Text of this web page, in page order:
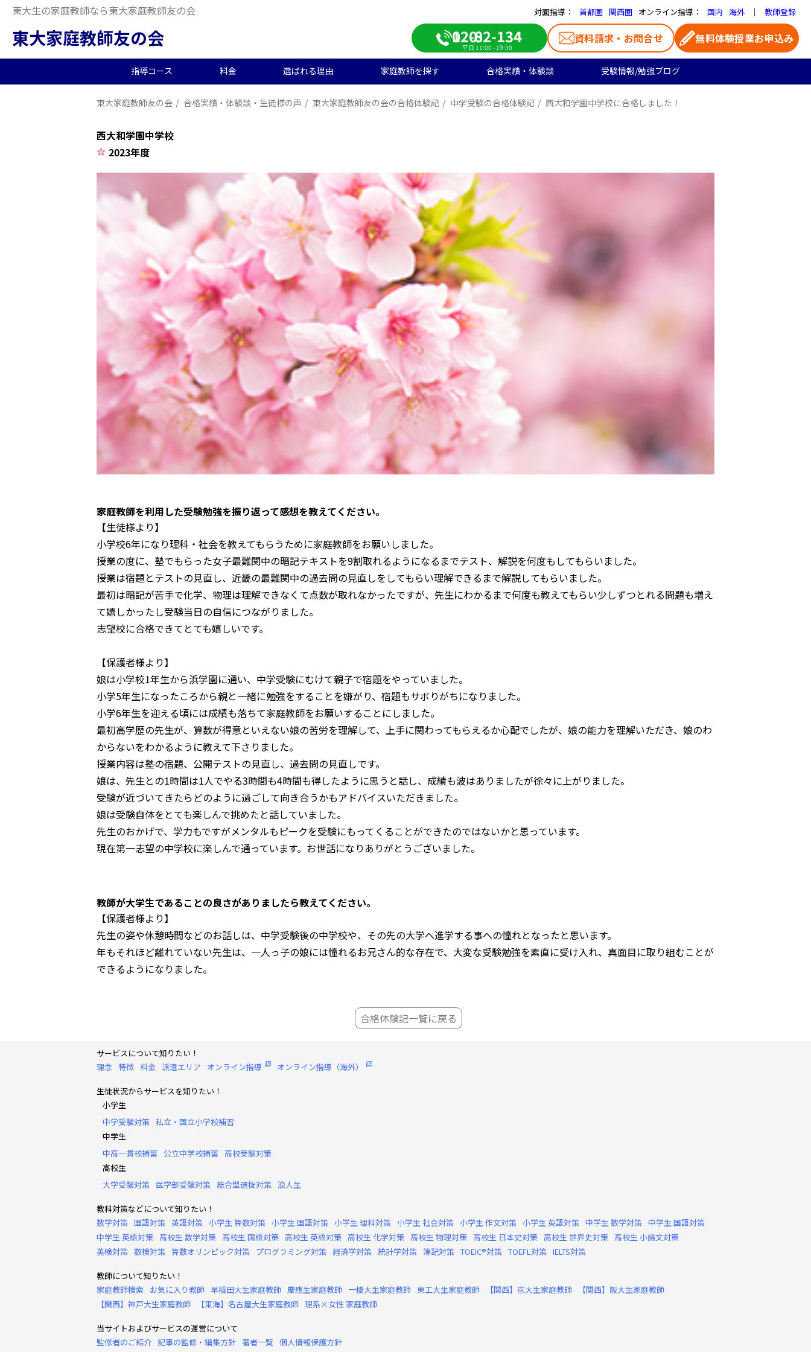
東大生の家庭教師なら東大家庭教師友の会 対面指導： 首都圏 関西圏 オンライン指導： 国内 海外 ｜ 教師登録
東大家庭教師友の会 0120-082-134
平日 11:00 - 19:30
資料請求・お問合せ 無料体験授業お申込み
指導コース
中学受験/塾対策 高校受験 大学受験/塾対策
医学部受験
中高一貫校向け
料金
料金概要 小学生のご料金 中学生のご料金
高校生のご料金
料金シミュレーション
選ばれる理由
当会の特徴 オンライン自習室 ご入会の流れ
よくある質問
理念
家庭教師を探す
東大生の教師を探す 派遣エリアから探す 一覧から探す お気に入り家庭教師
合格実績・体験談
2026年度合格実績 中学受験の合格実績 高校受験の合格実績
大学受験の合格実績
合格体験記
受験情報/勉強ブログ
東大家庭教師友の会 合格実績・体験談・生徒様の声 東大家庭教師友の会の合格体験記 中学受験の合格体験記 西大和学園中学校に合格しました！
西大和学園中学校
2023年度
家庭教師を利用した受験勉強を振り返って感想を教えてください。
【生徒様より】
小学校6年になり理科・社会を教えてもらうために家庭教師をお願いしました。
授業の度に、塾でもらった女子最難関中の暗記テキストを9割取れるようになるまでテスト、解説を何度もしてもらいました。
授業は宿題とテストの見直し、近畿の最難関中の過去問の見直しをしてもらい理解できるまで解説してもらいました。
最初は暗記が苦手で化学、物理は理解できなくて点数が取れなかったですが、先生にわかるまで何度も教えてもらい少しずつとれる問題も増え
て嬉しかったし受験当日の自信につながりました。
志望校に合格できてとても嬉しいです。
【保護者様より】
娘は小学校1年生から浜学園に通い、中学受験にむけて親子で宿題をやっていました。
小学5年生になったころから親と一緒に勉強をすることを嫌がり、宿題もサボりがちになりました。
小学6年生を迎える頃には成績も落ちて家庭教師をお願いすることにしました。
最初高学歴の先生が、算数が得意といえない娘の苦労を理解して、上手に関わってもらえるか心配でしたが、娘の能力を理解いただき、娘のわ
からないをわかるように教えて下さりました。
授業内容は塾の宿題、公開テストの見直し、過去問の見直しです。
娘は、先生との1時間は1人でやる3時間も4時間も得したように思うと話し、成績も波はありましたが徐々に上がりました。
受験が近づいてきたらどのように過ごして向き合うかもアドバイスいただきました。
娘は受験自体をとても楽しんで挑めたと話していました。
先生のおかげで、学力もですがメンタルもピークを受験にもってくることができたのではないかと思っています。
現在第一志望の中学校に楽しんで通っています。お世話になりありがとうございました。
教師が大学生であることの良さがありましたら教えてください。
【保護者様より】
先生の姿や休憩時間などのお話しは、中学受験後の中学校や、その先の大学へ進学する事への憧れとなったと思います。
年もそれほど離れていない先生は、一人っ子の娘には憧れるお兄さん的な存在で、大変な受験勉強を素直に受け入れ、真面目に取り組むことが
できるようになりました。
合格体験記一覧に戻る
サービスについて知りたい！
理念 特徴 料金 派遣エリア オンライン指導 オンライン指導（海外）
生徒状況からサービスを知りたい！
小学生
中学受験対策 私立・国立小学校補習
中学生
中高一貫校補習
公立中学校補習
高校受験対策
高校生
大学受験対策 医学部受験対策 総合型選抜対策 浪人生
教科対策などについて知りたい！
数学対策 国語対策 英語対策 小学生 算数対策 小学生 国語対策 小学生 理科対策 小学生 社会対策 小学生 作文対策 小学生 英語対策 中学生 数学対策 中学生 国語対策
中学生 英語対策 高校生 数学対策 高校生 国語対策 高校生 英語対策 高校生 化学対策 高校生 物理対策 高校生 日本史対策 高校生 世界史対策 高校生 小論文対策
英検対策 数検対策 算数オリンピック対策 プログラミング対策 経済学対策 統計学対策 簿記対策 TOEIC®対策 TOEFL対策 IELTS対策
教師について知りたい！
家庭教師検索
お気に入り教師 早稲田大生家庭教師 慶應生家庭教師 一橋大生家庭教師 東工大生家庭教師 【関西】京大生家庭教師
【関西】阪大生家庭教師
【関西】神戸大生家庭教師
【東海】名古屋大生家庭教師 理系×女性 家庭教師
当サイトおよびサービスの運営について
監修者のご紹介 記事の監修・編集方針 著者一覧 個人情報保護方針